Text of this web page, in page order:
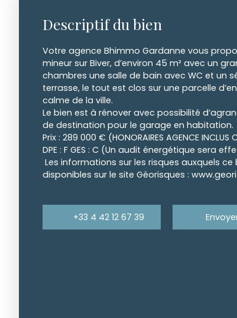
Descriptif du bien
Votre agence Bhimmo Gardanne vous
mineur sur Biver, d’environ 45 m² avec un
chambres une salle de bain avec WC et un
terrasse, le tout est clos sur une parcelle
calme de la ville.
Le bien est à rénover avec possibilité
de destination pour le garage en habitation.
Prix : 289 000 € (HONORAIRES AGENCE INCLUS
DPE : F GES : C (Un audit énergétique sera
Les informations sur les risques auxquels
disponibles sur le site Géorisques :
+33 4 42 12 67 39